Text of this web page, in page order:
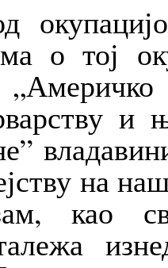
о тој
и
на
као